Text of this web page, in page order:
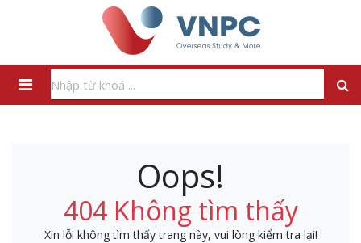
Oops!
404 Không tìm thấy
Xin lỗi không tìm thấy trang này, vui lòng kiểm tra lại!